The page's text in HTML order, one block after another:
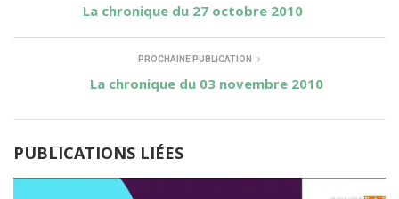
La chronique du 27 octobre 2010
PROCHAINE PUBLICATION
La chronique du 03 novembre 2010
PUBLICATIONS LIÉES